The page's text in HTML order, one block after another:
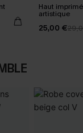
Haut
artistique
25,00 €